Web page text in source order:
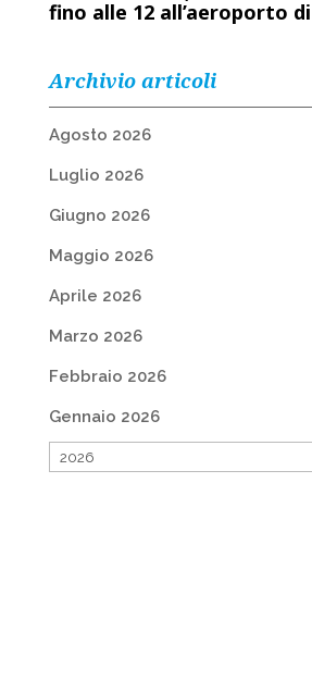
fino alle 12 all’aeroporto
Archivio articoli
Agosto 2026
Luglio 2026
Giugno 2026
Maggio 2026
Aprile 2026
Marzo 2026
Febbraio 2026
Gennaio 2026